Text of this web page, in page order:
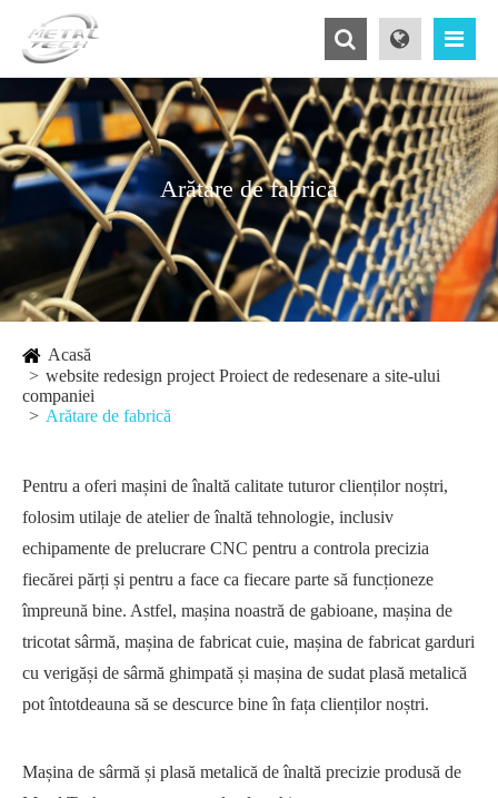
Arătare de fabrică
Acasă
website redesign project Proiect de redesenare a site-ului
companiei
Arătare de fabrică
Pentru a oferi mașini de înaltă calitate tuturor clienților noștri,
folosim utilaje de atelier de înaltă tehnologie, inclusiv
echipamente de prelucrare CNC pentru a controla precizia
fiecărei părți și pentru a face ca fiecare parte să funcționeze
împreună bine. Astfel, mașina noastră de gabioane, mașina de
tricotat sârmă, mașina de fabricat cuie, mașina de fabricat garduri
cu verigăși de sârmă ghimpată și mașina de sudat plasă metalică
pot întotdeauna să se descurce bine în fața clienților noștri.
Mașina de sârmă și plasă metalică de înaltă precizie produsă de